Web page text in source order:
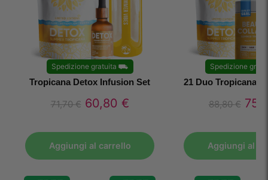
Spedizione gratuita ⛟
Tropicana Detox Infusion Set
71,70€ 60,80 €
Aggiungi al carrello
Spedizione
21 Duo Tropicana
88,80€
Aggiungi al